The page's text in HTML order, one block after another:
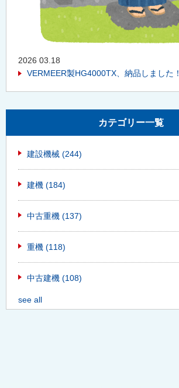
2026 03.18
VERMEER製HG4000TX、納品しました！
カテゴリー一覧
建設機械 (244)
建機 (184)
中古重機 (137)
重機 (118)
中古建機 (108)
see all